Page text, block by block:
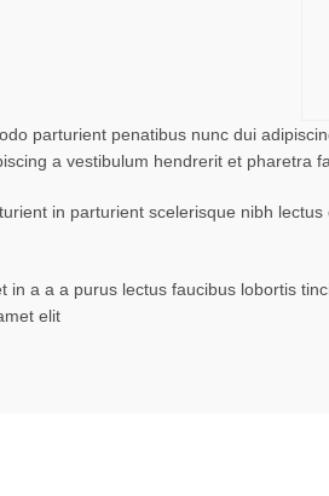
parturient penatibus nunc dui
a vestibulum hendrerit et pharetra
in parturient scelerisque nibh
in a a a purus lectus faucibus lobortis
elit